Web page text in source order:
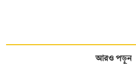
আরও পড়ুন